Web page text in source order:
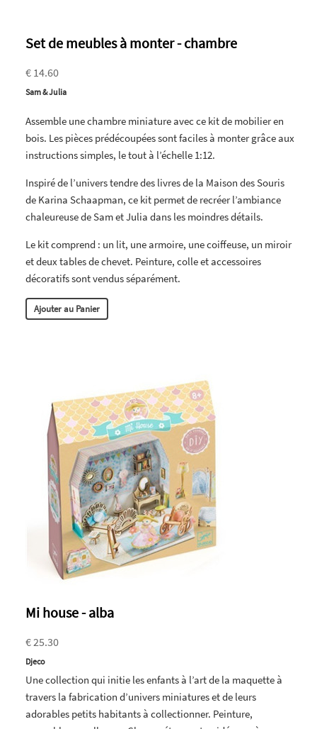
Set de meubles à monter - chambre
€ 14.60
Sam & Julia
Assemble une chambre miniature avec ce kit de mobilier en
bois. Les pièces prédécoupées sont faciles à monter grâce aux
instructions simples, le tout à l’échelle 1:12.
Inspiré de l’univers tendre des livres de la Maison des Souris
de Karina Schaapman, ce kit permet de recréer l’ambiance
chaleureuse de Sam et Julia dans les moindres détails.
Le kit comprend : un lit, une armoire, une coiffeuse, un miroir
et deux tables de chevet. Peinture, colle et accessoires
décoratifs sont vendus séparément.
Ajouter au Panier
Mi house - alba
€ 25.30
Djeco
Une collection qui initie les enfants à l’art de la maquette à
travers la fabrication d’univers miniatures et de leurs
adorables petits habitants à collectionner. Peinture,